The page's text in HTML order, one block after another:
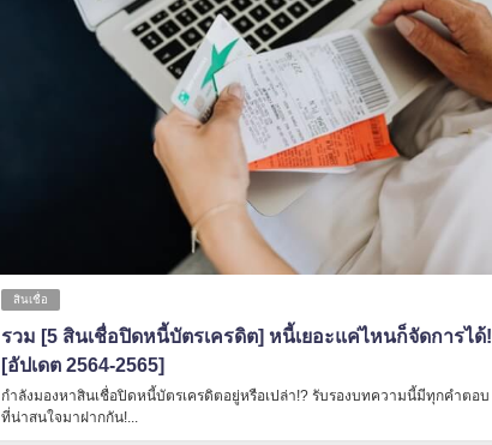
สินเชื่อ
รวม [5 สินเชื่อปิดหนี้บัตรเครดิต] หนี้เยอะแค่ไหนก็จัดการได้!
[อัปเดต 2564-2565]
กำลังมองหาสินเชื่อปิดหนี้บัตรเครดิตอยู่หรือเปล่า!? รับรองบทความนี้มีทุกคำตอบ
ที่น่าสนใจมาฝากกัน!...